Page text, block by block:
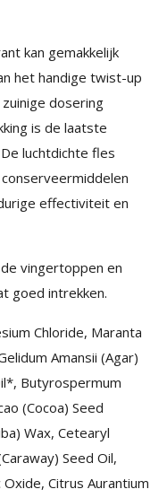
kan gemakkelijk
het handige twist-up
dosering
is de laatste
luchtdichte fles
effectiviteit en
vingertoppen en
goed intrekken.
Chloride, Maranta
Amansii (Agar)
Butyrospermum
(Cocoa) Seed
Wax, Cetearyl
Seed Oil,
Citrus Aurantium